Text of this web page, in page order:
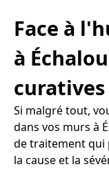
Face à
à
curatives
Si malgré tout,
dans vos murs à
de traitement qui
la cause et la